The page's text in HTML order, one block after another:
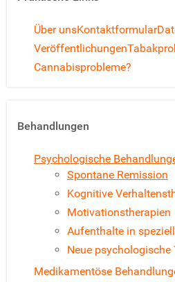
Über unsKontaktformular
Veröffentlichungen
Cannabisprobleme?
Behandlungen
Psychologische
Spontane Remission
Kognitive
Motivationstherapien
Aufenthalte in
Neue psychologische
Medikamentöse